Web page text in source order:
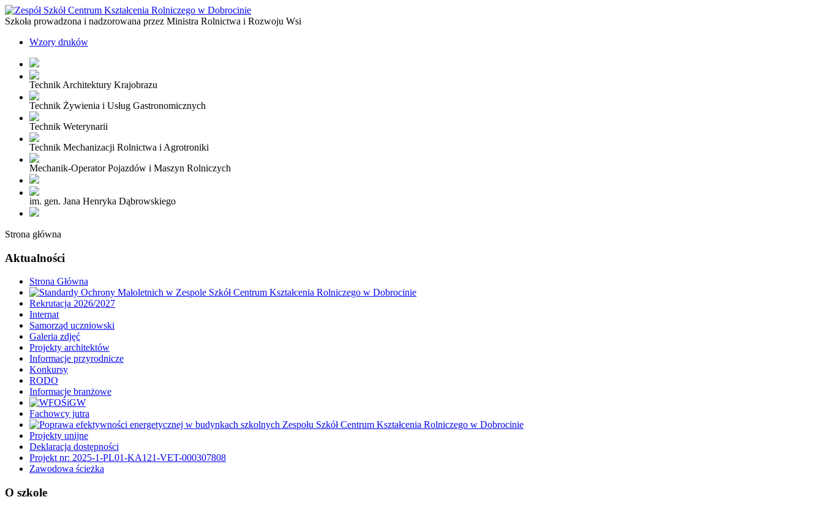
Szkoła prowadzona i nadzorowana przez Ministra Rolnictwa i Rozwoju Wsi
Wzory druków
Technik Architektury Krajobrazu
Technik Żywienia i Usług Gastronomicznych
Technik Weterynarii
Technik Mechanizacji Rolnictwa i Agrotroniki
Mechanik-Operator Pojazdów i Maszyn Rolniczych
im. gen. Jana Henryka Dąbrowskiego
Strona główna
Aktualności
Strona Główna
Rekrutacja 2026/2027
Internat
Samorząd uczniowski
Galeria zdjęć
Projekty architektów
Informacje przyrodnicze
Konkursy
RODO
Informacje branżowe
Fachowcy jutra
Projekty unijne
Deklaracja dostępności
Projekt nr: 2025-1-PL01-KA121-VET-000307808
Zawodowa ścieżka
O szkole